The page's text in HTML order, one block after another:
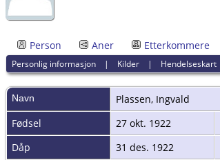
Person Aner Etterkommere
Personlig informasjon | Kilder | Hendelseskart
Navn Plassen, Ingvald
Fødsel
27 okt. 1922
Dåp
31 des. 1922